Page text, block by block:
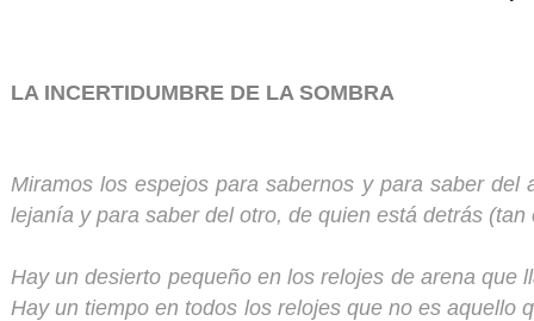
LA INCERTIDUMBRE DE LA SOMBRA
Miramos los espejos para sabernos y para saber
lejanía y para saber del otro, de quien está detrás
Hay un desierto pequeño en los relojes de arena que
Hay un tiempo en todos los relojes que no es aquello